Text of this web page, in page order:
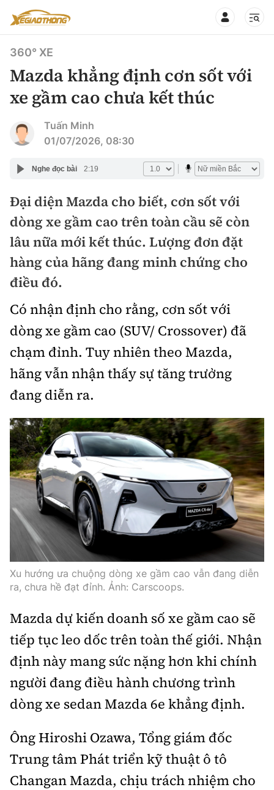
360° xe
Chính sách
Hạ tầng phương tiện
Góc nhìn
Tâm điểm
Xe du lịch
Xe chuyên dụng
Xe máy
Đánh giá xe
Đánh giá xe mới
So sánh
Lái mới
Tư vấn sử dụng
Chọn xe
Lái xe an toàn
Bảo hiểm xe
Sản phẩm bảo hiểm
Bồi thường bảo hiểm
Xe xanh
Video
Review xe
Tư vấn
Ảnh
Ô tô
Xe máy
Cơ quan chủ quản: Bộ Xây dựng
Tổng biên tập: Nguyễn Thị Hồng Nga
Trưởng ban Ô tô - Xe máy:Nguyễn Tiến Mạnh
Giấy phép số: 03/GP-BC, cấp ngày 22/4/2025
Chuyên trang của Báo Xây dựng
Tòa soạn: Số 2 Nguyễn Công Hoan, phường Giảng Võ,
Hà Nội.
Hotline: 0967 376 459;
Liên hệ quảng cáo phát hành: 0915.057.282
Email: bandoc@baoxaydung.vn
Thông tin tòa soạn
360° XE
Mazda khẳng định cơn sốt với
xe gầm cao chưa kết thúc
Tuấn Minh
01/07/2026, 08:30
Nghe đọc bài 2:19
Đại diện Mazda cho biết, cơn sốt với
dòng xe gầm cao trên toàn cầu sẽ còn
lâu nữa mới kết thúc. Lượng đơn đặt
hàng của hãng đang minh chứng cho
điều đó.
Có nhận định cho rằng, cơn sốt với
dòng xe gầm cao (SUV/ Crossover) đã
chạm đỉnh. Tuy nhiên theo Mazda,
hãng vẫn nhận thấy sự tăng trưởng
đang diễn ra.
Xu hướng ưa chuộng dòng xe gầm cao vẫn đang diễn
ra, chưa hề đạt đỉnh. Ảnh: Carscoops.
Mazda dự kiến doanh số xe gầm cao sẽ
tiếp tục leo dốc trên toàn thế giới. Nhận
định này mang sức nặng hơn khi chính
người đang điều hành chương trình
dòng xe sedan Mazda 6e khẳng định.
Ông Hiroshi Ozawa, Tổng giám đốc
Trung tâm Phát triển kỹ thuật ô tô
Changan Mazda, chịu trách nhiệm cho